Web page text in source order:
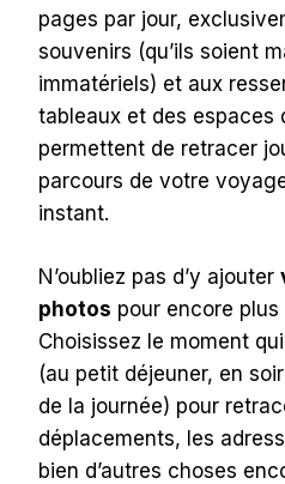
pages par jour,
souvenirs (qu’ils soient
immatériels) et aux
tableaux et des espaces
permettent de retracer
parcours de votre
instant.
N’oubliez pas d’y ajouter
photos pour encore plus
Choisissez le moment
(au petit déjeuner, en
de la journée) pour
déplacements, les
bien d’autres choses